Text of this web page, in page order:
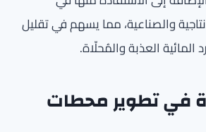
والصناعية، مما يسهم في تقليل
العذبة والمُحلّاة.
في تطوير محطات